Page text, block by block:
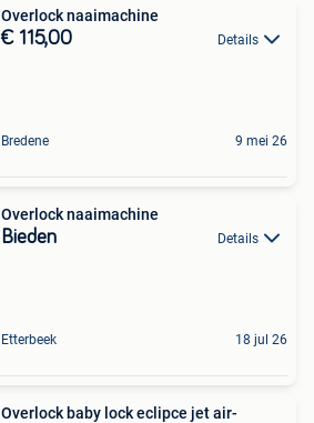
Overlock naaimachine
€ 115,00 Details
Bredene 9 mei 26
Overlock naaimachine
Bieden Details
Etterbeek 18 jul 26
Overlock baby lock eclipce jet air-